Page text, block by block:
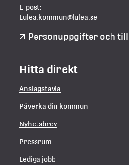
E-post:
Lulea.kommun@lulea.se
Personuppgifter och
Hitta direkt
Anslagstavla
Påverka din kommun
Nyhetsbrev
Pressrum
Lediga jobb